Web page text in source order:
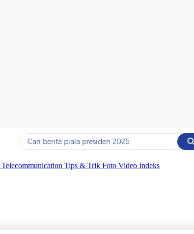
Cancel
Yang sedang ramai dicari
Telecommunication Tips & Trik Foto Video Indeks